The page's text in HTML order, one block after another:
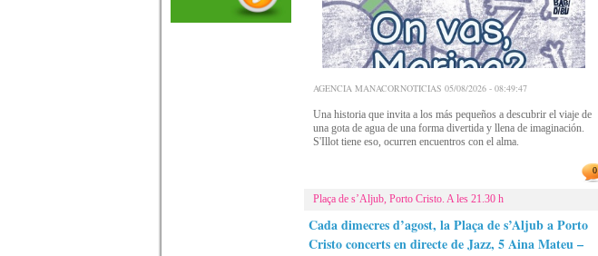
AGENCIA MANACORNOTICIAS 05/08/2026 - 08:49:47
Una historia que invita a los más pequeños a descubrir el viaje de
una gota de agua de una forma divertida y llena de imaginación.
S'Illot tiene eso, ocurren encuentros con el alma.
0
Plaça de s’Aljub, Porto Cristo. A les 21.30 h
Cada dimecres d’agost, la Plaça de s’Aljub a Porto
Cristo concerts en directe de Jazz, 5 Aina Mateu –